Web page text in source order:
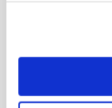
Initiatief
NVA en
Wat
Initiatief